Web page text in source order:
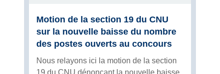
Motion de la section 19 du CNU
sur la nouvelle baisse du nombre
des postes ouverts au concours
Nous relayons ici la motion de la section
19 du CNU dénonçant la nouvelle baisse